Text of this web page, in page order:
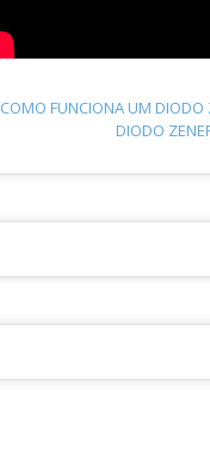
COMO FUNCIONA UM DIODO
DIODO